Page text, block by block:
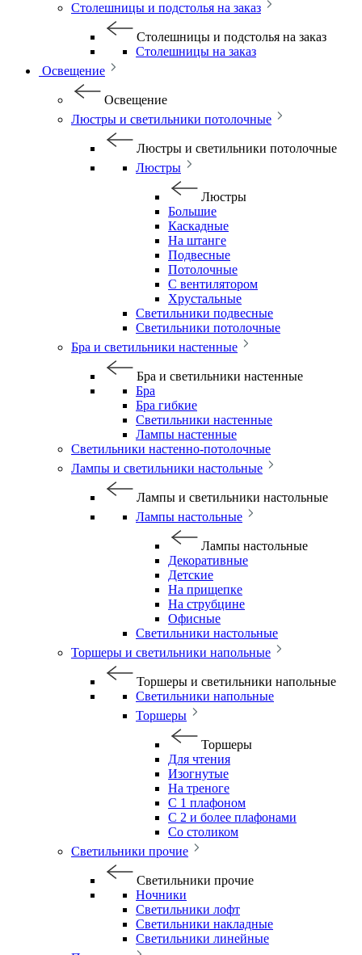
Столешницы и подстолья на заказ
Столешницы и подстолья на заказ
Столешницы на заказ
Освещение
Освещение
Люстры и светильники потолочные
Люстры и светильники потолочные
Люстры
Люстры
Большие
Каскадные
На штанге
Подвесные
Потолочные
С вентилятором
Хрустальные
Светильники подвесные
Светильники потолочные
Бра и светильники настенные
Бра и светильники настенные
Бра
Бра гибкие
Светильники настенные
Лампы настенные
Светильники настенно-потолочные
Лампы и светильники настольные
Лампы и светильники настольные
Лампы настольные
Лампы настольные
Декоративные
Детские
На прищепке
На струбцине
Офисные
Светильники настольные
Торшеры и светильники напольные
Торшеры и светильники напольные
Светильники напольные
Торшеры
Торшеры
Для чтения
Изогнутые
На треноге
С 1 плафоном
С 2 и более плафонами
Со столиком
Светильники прочие
Светильники прочие
Ночники
Светильники лофт
Светильники накладные
Светильники линейные